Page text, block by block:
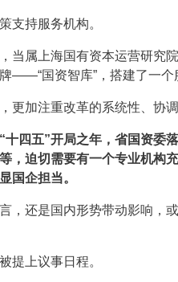
支持服务机构。
当属上海国有资本运营研究
——“国资智库”，搭建了一个
更加注重改革的系统性、协调
四五”开局之年，省国资委
，迫切需要有一个专业机构
国企担当。
，还是国内形势带动影响，
提上议事日程。